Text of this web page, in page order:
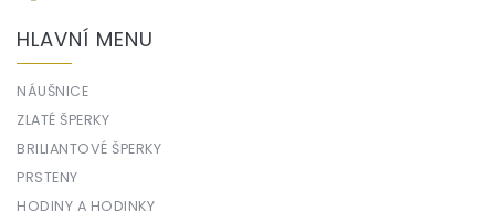
HLAVNÍ MENU
NÁUŠNICE
ZLATÉ ŠPERKY
BRILIANTOVÉ ŠPERKY
PRSTENY
HODINY A HODINKY